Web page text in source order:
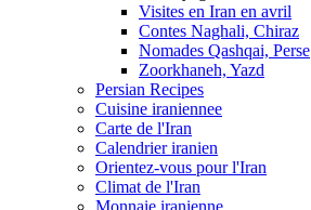
Visites en Iran en avril
Contes Naghali, Chiraz
Nomades Qashqai, Perse
Zoorkhaneh, Yazd
Persian Recipes
Cuisine iraniennee
Carte de l'Iran
Calendrier iranien
Orientez-vous pour l'Iran
Climat de l'Iran